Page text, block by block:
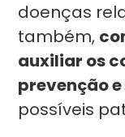
doenças
também,
auxiliar os
prevenção
possíveis